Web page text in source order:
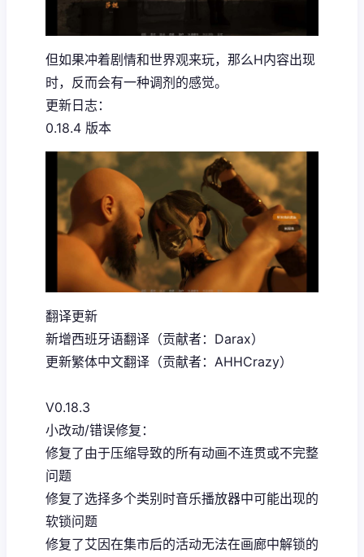
但如果冲着剧情和世界观来玩，那么H内容出现
时，反而会有一种调剂的感觉。
更新日志：
0.18.4 版本
翻译更新
新增西班牙语翻译（贡献者：Darax）
更新繁体中文翻译（贡献者：AHHCrazy）
V0.18.3
小改动/错误修复：
修复了由于压缩导致的所有动画不连贯或不完整
问题
修复了选择多个类别时音乐播放器中可能出现的
软锁问题
修复了艾因在集市后的活动无法在画廊中解锁的